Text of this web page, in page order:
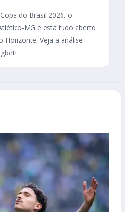
do Brasil 2026, o
MG e está tudo aberto
Horizonte. Veja a análise